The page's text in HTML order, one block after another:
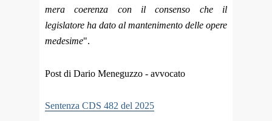
mera coerenza con il consenso che il
legislatore ha dato al mantenimento delle opere
medesime".
Post di Dario Meneguzzo - avvocato
Sentenza CDS 482 del 2025